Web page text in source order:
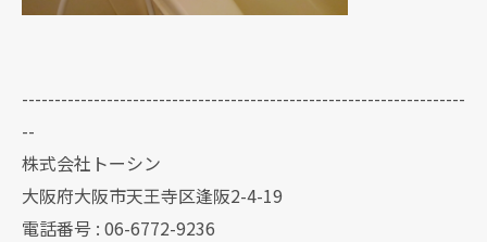
--------------------------------------------------------------------
--
株式会社トーシン
大阪府大阪市天王寺区逢阪2-4-19
電話番号 : 06-6772-9236